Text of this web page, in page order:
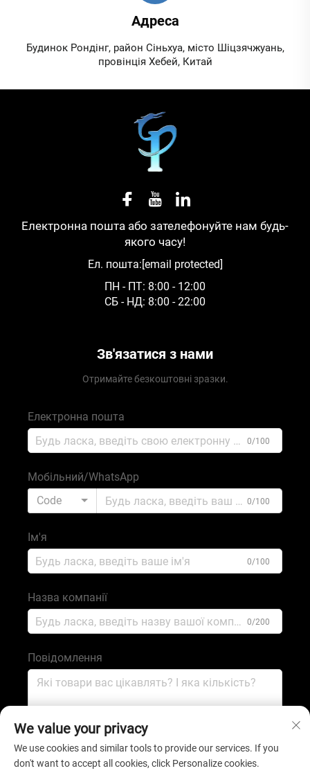
Адреса
Будинок Рондінг, район Сіньхуа, місто Шіцзячжуань,
провінція Хебей, Китай
Електронна пошта або зателефонуйте нам будь-
якого часу!
Ел. пошта:[email protected]
ПН - ПТ: 8:00 - 12:00
СБ - НД: 8:00 - 22:00
Зв'язатися з нами
Отримайте безкоштовні зразки.
Електронна пошта
0/100
Мобільний/WhatsApp
Code
0/100
Ім'я
0/100
Назва компанії
0/200
Повідомлення
Надіслати
We value your privacy
We use cookies and similar tools to provide our services. If you
don't want to accept all cookies, click Personalize cookies.